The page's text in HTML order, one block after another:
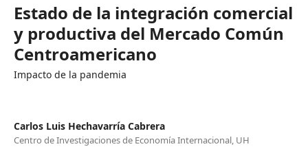
Estado de la integración comercial
y productiva del Mercado Común
Centroamericano
Impacto de la pandemia
Carlos Luis Hechavarría Cabrera
Centro de Investigaciones de Economía Internacional, UH